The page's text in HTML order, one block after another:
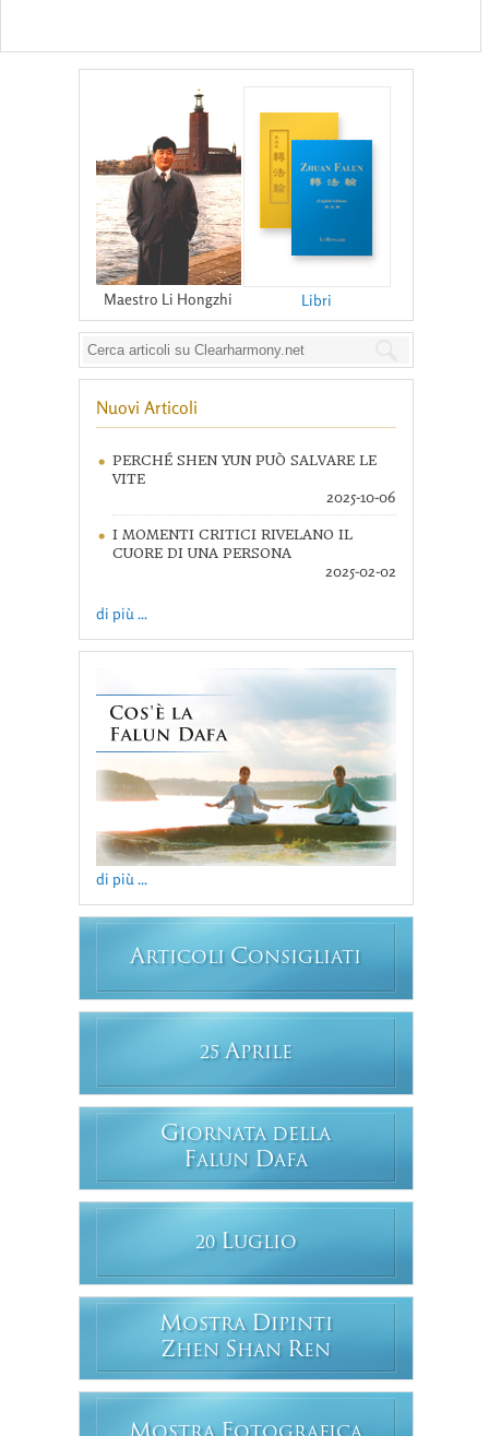
Maestro Li Hongzhi Libri
Nuovi Articoli
PERCHÉ SHEN YUN PUÒ SALVARE LE
VITE
2025-10-06
I MOMENTI CRITICI RIVELANO IL
CUORE DI UNA PERSONA
2025-02-02
di più ...
di più ...
ARTICOLI CONSIGLIATI
25 APRILE
GIORNATA DELLA
FALUN DAFA
20 LUGLIO
MOSTRA DIPINTI
ZHEN SHAN REN